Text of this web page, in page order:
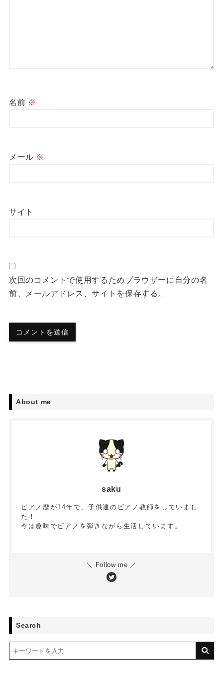
名前 ※
メール ※
サイト
次回のコメントで使用するためブラウザーに自分の名
前、メールアドレス、サイトを保存する。
About me
saku
ピアノ歴が14年で、子供達のピアノ教師をしていまし
た！
今は趣味でピアノを弾きながら生活しています。
＼ Follow me ／
Search